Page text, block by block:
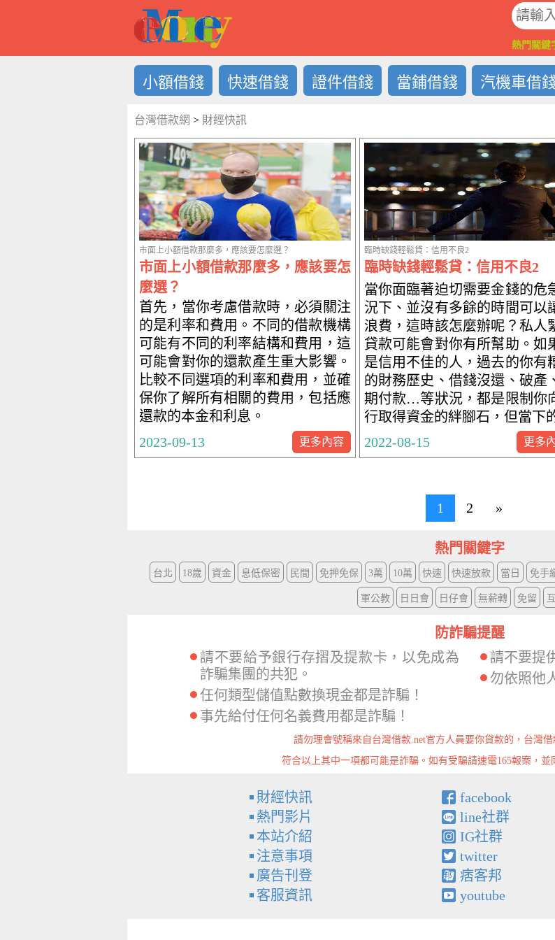
熱門關鍵
小額借錢 快速借錢 證件借錢 當鋪借錢 汽機車借
台灣借款網 > 財經快訊
市面上小額借款那麼多，應該要怎麼選？
市面上小額借款那麼多，應該要怎
麼選？
首先，當你考慮借款時，必須關注
的是利率和費用。不同的借款機構
可能有不同的利率結構和費用，這
可能會對你的還款產生重大影響。
比較不同選項的利率和費用，並確
保你了解所有相關的費用，包括應
還款的本金和利息。
2023-09-13
更多內容
臨時缺錢輕鬆貸：信用不良2
臨時缺錢輕鬆貸：信用不良2
當你面臨著迫切需要金錢的危
況下、並沒有多餘的時間可以
浪費，這時該怎麼辦呢？私人
貸款可能會對你有所幫助。如
是信用不佳的人，過去的你有
的財務歷史、借錢沒還、破產
期付款…等狀況，都是限制你
行取得資金的絆腳石，但當下
2022-08-15
更多
文
章
分
頁
1 2 »
熱門關鍵字
台北 18歲 資金 息低保密 民間 免押免保 3萬 10萬 快速 快速放款 當日 免手
軍公教 日日會 日仔會 無薪轉 免留
防詐騙提醒
請不要給予銀行存摺及提款卡，以免成為
詐騙集團的共犯。
任何類型儲值點數換現金都是詐騙！
事先給付任何名義費用都是詐騙！
請不要提
勿依照他
請勿理會號稱來自台灣借款.net官方人員要你貸款的，台灣借
符合以上其中一項都可能是詐騙。如有受騙請速電165報案，並
財經快訊
熱門影片
本站介紹
注意事項
廣告刊登
客服資訊
facebook
line社群
IG社群
twitter
痞客邦
youtube